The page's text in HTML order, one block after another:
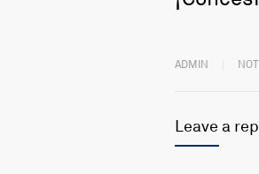
ADMIN
Leave a